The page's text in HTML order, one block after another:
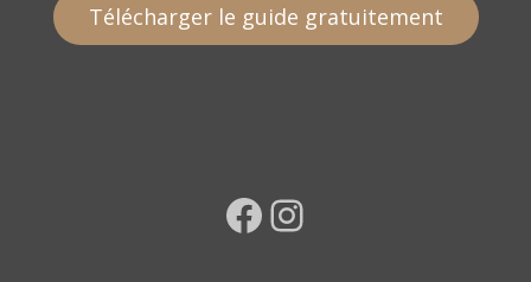
Télécharger le guide gratuitement
Facebook Instagram